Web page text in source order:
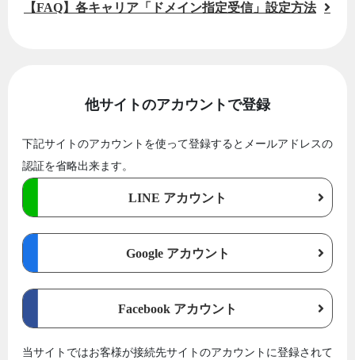
【FAQ】各キャリア「ドメイン指定受信」設定方法
他サイトのアカウントで登録
下記サイトのアカウントを使って登録するとメールアドレスの
認証を省略出来ます。
LINE アカウント
Google アカウント
Facebook アカウント
当サイトではお客様が接続先サイトのアカウントに登録されて